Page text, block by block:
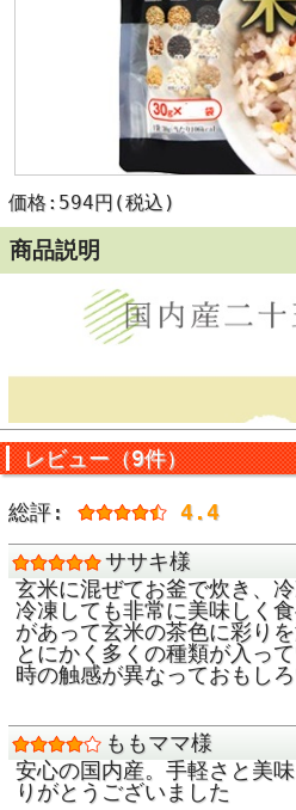
価格:594円(税込)
商品説明
レビュー（9件）
総評:
4.4
ササキ様
玄米に混ぜてお釜で炊き、冷
冷凍しても非常に美味しく
があって玄米の茶色に彩りを
とにかく多くの種類が入っ
時の触感が異なっておもしろ
ももママ様
安心の国内産。手軽さと美
りがとうございました